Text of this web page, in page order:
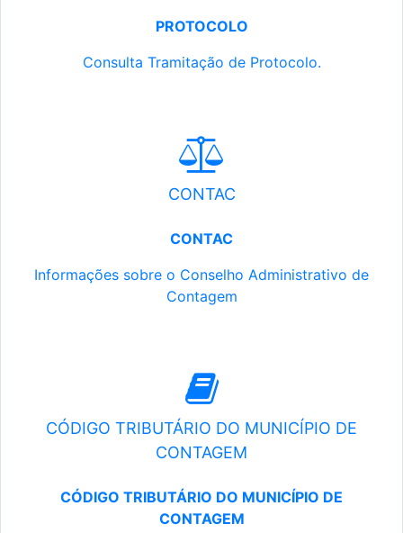
PROTOCOLO
Consulta Tramitação de Protocolo.
CONTAC
CONTAC
Informações sobre o Conselho Administrativo de
Contagem
CÓDIGO TRIBUTÁRIO DO MUNICÍPIO DE
CONTAGEM
CÓDIGO TRIBUTÁRIO DO MUNICÍPIO DE
CONTAGEM